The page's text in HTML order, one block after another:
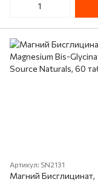
Артикул: SN2131
Магний Бисглицинат,